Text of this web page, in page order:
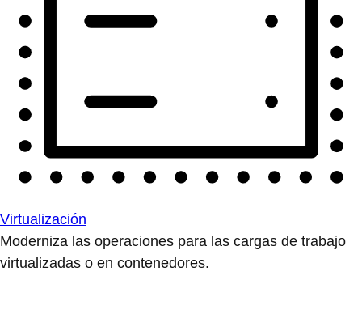
Virtualización
Moderniza las operaciones para las cargas de trabajo
virtualizadas o en contenedores.